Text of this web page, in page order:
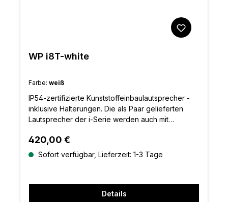
WP i8T-white
Farbe: weiß
IP54-zertifizierte Kunststoffeinbaulautsprecher -
inklusive Halterungen. Die als Paar gelieferten
Lautsprecher der i-Serie werden auch mit
geliefert. 8,0"-Einbaulautsprecher aus ABS-
Kunststoff mit 70 V / 10
Regulärer Preis:
420,00 €
Sofort verfügbar, Lieferzeit: 1-3 Tage
Details